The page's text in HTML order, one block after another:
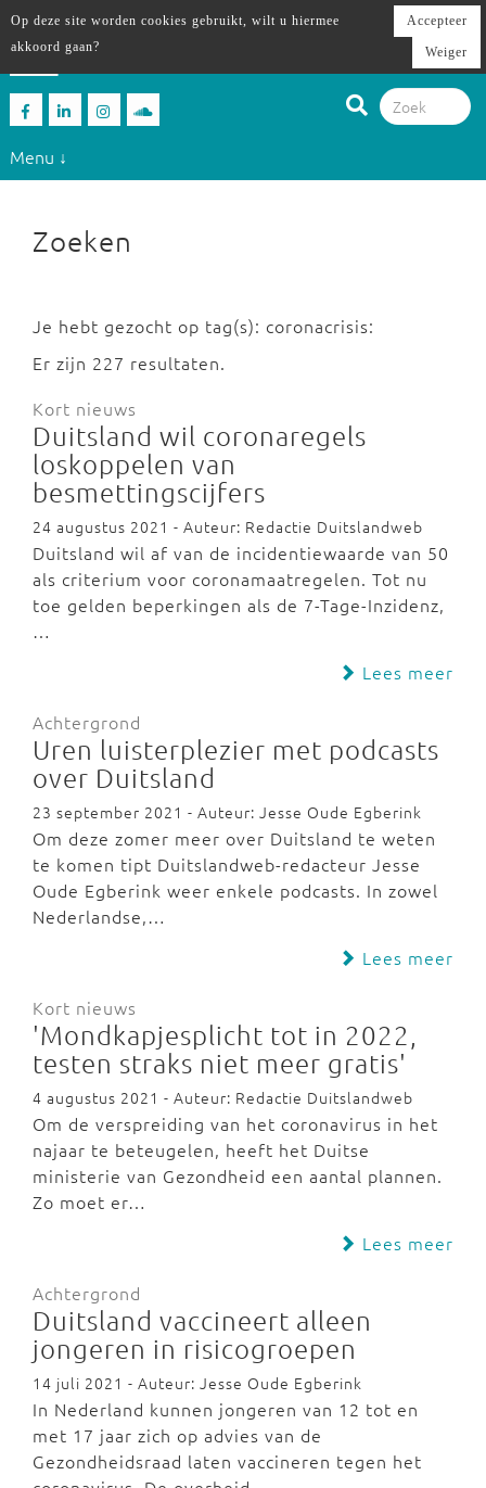
Menu ↓
Zoeken
Je hebt gezocht op tag(s): coronacrisis:
Er zijn 227 resultaten.
Kort nieuws
Duitsland wil coronaregels
loskoppelen van
besmettingscijfers
24 augustus 2021 - Auteur: Redactie Duitslandweb
Duitsland wil af van de incidentiewaarde van 50
als criterium voor coronamaatregelen. Tot nu
toe gelden beperkingen als de 7-Tage-Inzidenz,
…
Lees meer
Achtergrond
Uren luisterplezier met podcasts
over Duitsland
23 september 2021 - Auteur: Jesse Oude Egberink
Om deze zomer meer over Duitsland te weten
te komen tipt Duitslandweb-redacteur Jesse
Oude Egberink weer enkele podcasts. In zowel
Nederlandse,…
Lees meer
Kort nieuws
'Mondkapjesplicht tot in 2022,
testen straks niet meer gratis'
4 augustus 2021 - Auteur: Redactie Duitslandweb
Om de verspreiding van het coronavirus in het
najaar te beteugelen, heeft het Duitse
ministerie van Gezondheid een aantal plannen.
Zo moet er…
Lees meer
Achtergrond
Duitsland vaccineert alleen
jongeren in risicogroepen
14 juli 2021 - Auteur: Jesse Oude Egberink
In Nederland kunnen jongeren van 12 tot en
met 17 jaar zich op advies van de
Gezondheidsraad laten vaccineren tegen het
Op deze site worden cookies gebruikt, wilt u hiermee
akkoord gaan?
Accepteer
Weiger